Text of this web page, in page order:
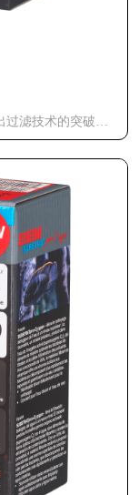
过滤技术的突破性
平的滤材！